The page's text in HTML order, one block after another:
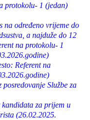
protokolu- 1 (jedan)
na određeno vrijeme do
a najduže do 12
na protokolu- 1
Referent na
Službe za
za prijem u
(26.02.2025.